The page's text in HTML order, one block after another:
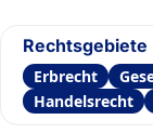
Rechtsgebiete
Erbrecht
Handelsrecht